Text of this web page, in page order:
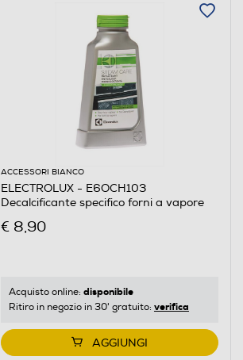
ACCESSORI BIANCO
ELECTROLUX - E6OCH103
Decalcificante specifico forni a vapore
€ 8,90
Acquisto online: disponibile
Ritiro in negozio in 30' gratuito: verifica
AGGIUNGI